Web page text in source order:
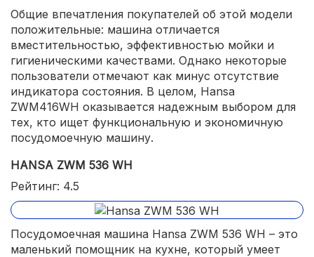
Общие впечатления покупателей об этой модели
положительные: машина отличается
вместительностью, эффективностью мойки и
гигиеническими качествами. Однако некоторые
пользователи отмечают как минус отсутствие
индикатора состояния. В целом, Hansa
ZWM416WH оказывается надежным выбором для
тех, кто ищет функциональную и экономичную
посудомоечную машину.
HANSA ZWM 536 WH
Рейтинг: 4.5
Посудомоечная машина Hansa ZWM 536 WH – это
маленький помощник на кухне, который умеет